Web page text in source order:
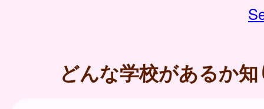
どんな学校があるか